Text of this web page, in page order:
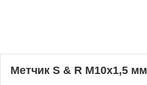
Метчик S & R M10x1,5 мм